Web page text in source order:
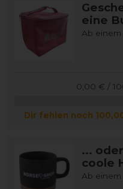
eine
Ab
0,00 € /
Dir fehlen noch
...
coole
Ab